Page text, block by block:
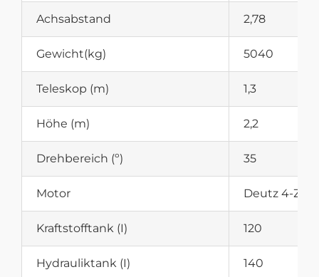
Achsabstand 2,78
Gewicht(kg) 5040
Teleskop (m) 1,3
Höhe (m) 2,2
Drehbereich (º) 35
Motor Deutz 4-
Kraftstofftank (I) 120
Hydrauliktank (I) 140